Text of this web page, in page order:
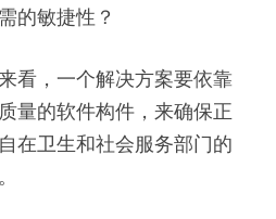
的敏捷性？
看，一个解决方案要依靠
量的软件构件，来确保正
在卫生和社会服务部门的